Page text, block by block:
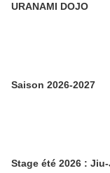
URANAMI DOJO
Saison 2026-2027
Stage été 2026 :